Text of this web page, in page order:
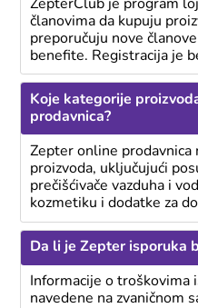
ZepterClub je program
članovima da kupuju
preporučuju nove
benefite. Registracija je
Koje kategorije
prodavnica?
Zepter online prodavnica
proizvoda, uključujući
prečišćivače vazduha i
kozmetiku i dodatke za
Da li je Zepter isporuka
Informacije o troškovima
navedene na zvaničnom